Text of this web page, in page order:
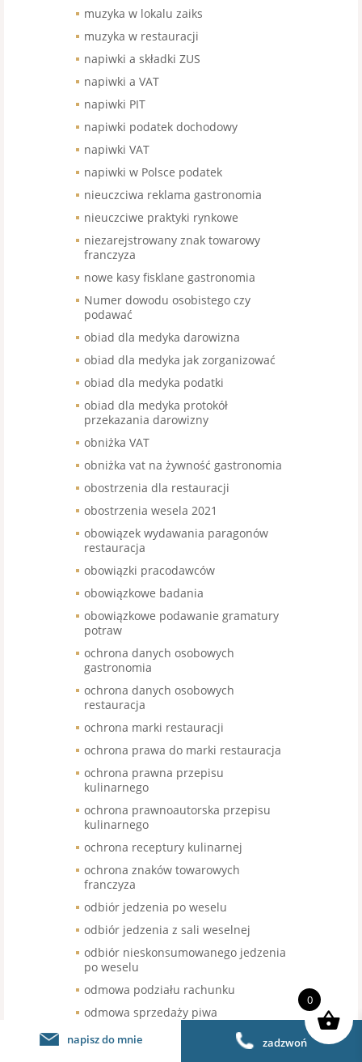
muzyka w lokalu zaiks
muzyka w restauracji
napiwki a składki ZUS
napiwki a VAT
napiwki PIT
napiwki podatek dochodowy
napiwki VAT
napiwki w Polsce podatek
nieuczciwa reklama gastronomia
nieuczciwe praktyki rynkowe
niezarejstrowany znak towarowy
franczyza
nowe kasy fisklane gastronomia
Numer dowodu osobistego czy
podawać
obiad dla medyka darowizna
obiad dla medyka jak zorganizować
obiad dla medyka podatki
obiad dla medyka protokół
przekazania darowizny
obniżka VAT
obniżka vat na żywność gastronomia
obostrzenia dla restauracji
obostrzenia wesela 2021
obowiązek wydawania paragonów
restauracja
obowiązki pracodawców
obowiązkowe badania
obowiązkowe podawanie gramatury
potraw
ochrona danych osobowych
gastronomia
ochrona danych osobowych
restauracja
ochrona marki restauracji
ochrona prawa do marki restauracja
ochrona prawna przepisu
kulinarnego
ochrona prawnoautorska przepisu
kulinarnego
ochrona receptury kulinarnej
ochrona znaków towarowych
franczyza
odbiór jedzenia po weselu
odbiór jedzenia z sali weselnej
odbiór nieskonsumowanego jedzenia
po weselu
odmowa podziału rachunku
odmowa sprzedaży piwa
odroczenie terminu wymiany kasy
napisz do mnie zadzwoń
0